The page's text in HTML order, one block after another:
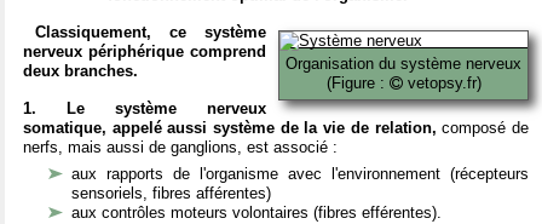
Organisation du système nerveux
(Figure :
vetopsy.fr)
Classiquement, ce système
nerveux périphérique comprend
deux branches.
1. Le système nerveux
somatique, appelé aussi système de la vie de relation, composé de
nerfs, mais aussi de ganglions, est associé :
aux rapports de l'organisme avec l'environnement (récepteurs
sensoriels, fibres afférentes)
aux contrôles moteurs volontaires (fibres efférentes).